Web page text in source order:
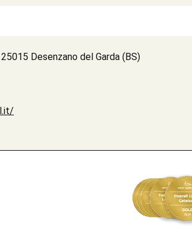
Desenzano del Garda (BS)